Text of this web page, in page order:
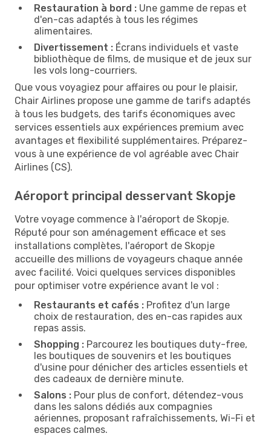
Restauration à bord : Une gamme de repas et
d'en-cas adaptés à tous les régimes
alimentaires.
Divertissement : Écrans individuels et vaste
bibliothèque de films, de musique et de jeux sur
les vols long-courriers.
Que vous voyagiez pour affaires ou pour le plaisir,
Chair Airlines propose une gamme de tarifs adaptés
à tous les budgets, des tarifs économiques avec
services essentiels aux expériences premium avec
avantages et flexibilité supplémentaires. Préparez-
vous à une expérience de vol agréable avec Chair
Airlines (CS).
Aéroport principal desservant Skopje
Votre voyage commence à l'aéroport de Skopje.
Réputé pour son aménagement efficace et ses
installations complètes, l'aéroport de Skopje
accueille des millions de voyageurs chaque année
avec facilité. Voici quelques services disponibles
pour optimiser votre expérience avant le vol :
Restaurants et cafés : Profitez d'un large
choix de restauration, des en-cas rapides aux
repas assis.
Shopping : Parcourez les boutiques duty-free,
les boutiques de souvenirs et les boutiques
d'usine pour dénicher des articles essentiels et
des cadeaux de dernière minute.
Salons : Pour plus de confort, détendez-vous
dans les salons dédiés aux compagnies
aériennes, proposant rafraîchissements, Wi-Fi et
espaces calmes.